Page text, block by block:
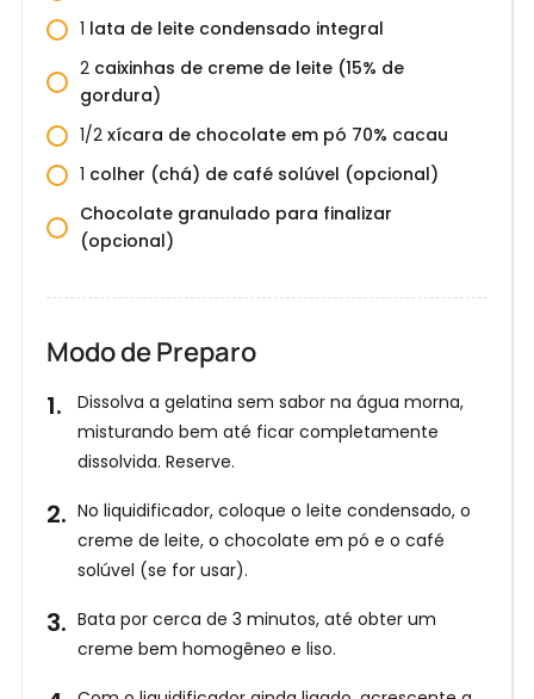
nossas
Receitas
E
e
1 lata de leite condensado integral
2 caixinhas de creme de leite (15% de
gordura)
1/2 xícara de chocolate em pó 70% cacau
1 colher (chá) de café solúvel (opcional)
Chocolate granulado para finalizar
(opcional)
Modo de Preparo
Dissolva a gelatina sem sabor na água morna,
misturando bem até ficar completamente
dissolvida. Reserve.
No liquidificador, coloque o leite condensado, o
creme de leite, o chocolate em pó e o café
solúvel (se for usar).
Bata por cerca de 3 minutos, até obter um
creme bem homogêneo e liso.